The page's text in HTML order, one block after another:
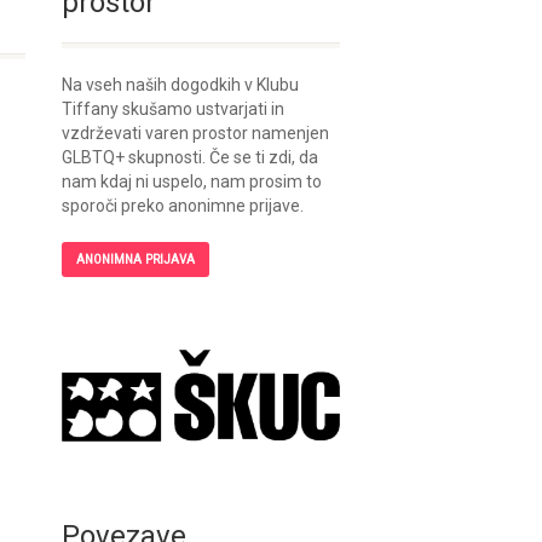
Na vseh naših dogodkih v Klubu
Tiffany skušamo ustvarjati in
vzdrževati varen prostor namenjen
GLBTQ+ skupnosti. Če se ti zdi, da
nam kdaj ni uspelo, nam prosim to
sporoči preko anonimne prijave.
ANONIMNA PRIJAVA